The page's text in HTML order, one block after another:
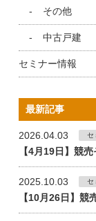
その他
中古戸建
セミナー情報
最新記事
2026.04.03 セ
【4月19日】競
2025.10.03 セ
【10月26日】